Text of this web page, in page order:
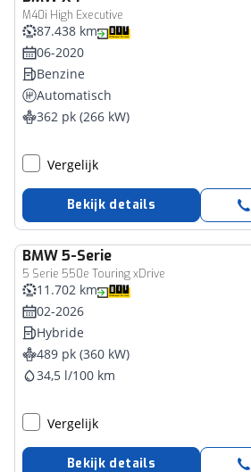
M40i High Executive
87.438 km
06-2020
Benzine
Automatisch
362 pk (266 kW)
Vergelijk
Bekijk details
BMW5-Serie
5 Serie 550e Touring xDrive
11.702 km
02-2026
Hybride
489 pk (360 kW)
34,5 l/100 km
Vergelijk
Bekijk details